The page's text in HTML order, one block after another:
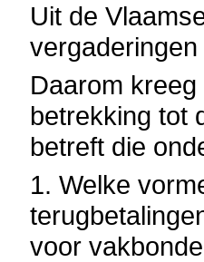
Uit de
Daarom
betrekking tot
betreft die
1. Welke
voor